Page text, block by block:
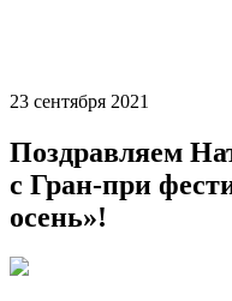
23 сентября 2021
Поздравляем
с Гран-при
осень»!